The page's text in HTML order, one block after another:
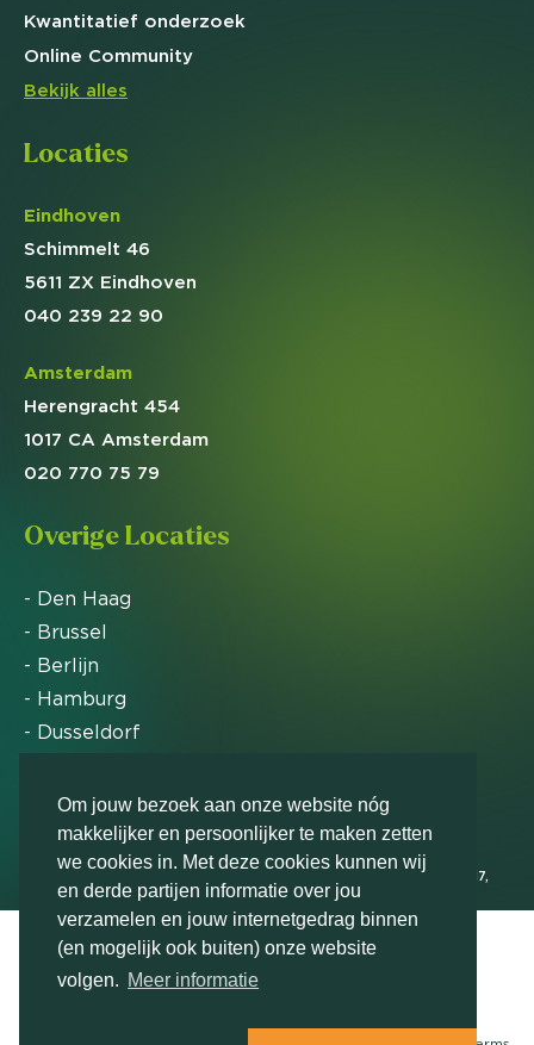
Om jouw bezoek aan onze website nóg
makkelijker en persoonlijker te maken zetten
we cookies in. Met deze cookies kunnen wij
en derde partijen informatie over jou
verzamelen en jouw internetgedrag binnen
(en mogelijk ook buiten) onze website
volgen. Meer informatie
Kwantitatief onderzoek
Online Community
Bekijk alles
Locaties
Eindhoven
Schimmelt 46
5611 ZX Eindhoven
040 239 22 90
Amsterdam
Herengracht 454
1017 CA Amsterdam
020 770 75 79
Overige Locaties
- Den Haag
- Brussel
- Berlijn
- Hamburg
- Dusseldorf
Markteffect is door het Financieele Dagblad
uitgeroepen tot FD Gazelle in 2012, 2015, 2016, 2017,
2018, 2019, 2020, 2021, 2022, 2023, 2024 en 2025